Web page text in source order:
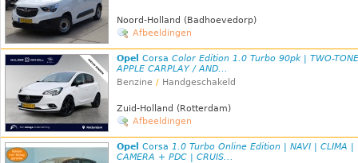
Noord-Holland (Badhoevedorp)
Afbeeldingen
Opel Corsa Color Edition 1.0 Turbo 90pk | TWO-
APPLE CARPLAY / AND...
Benzine / Handgeschakeld
Zuid-Holland (Rotterdam)
Afbeeldingen
Opel Corsa 1.0 Turbo Online Edition | NAVI | CLIMA |
CAMERA + PDC | CRUIS...